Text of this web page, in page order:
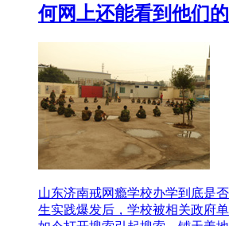
何网上还能看到他们
山东济南戒网瘾学校办学到底是
生实践爆发后，学校被相关政府